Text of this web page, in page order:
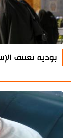
بوذية تعتنق